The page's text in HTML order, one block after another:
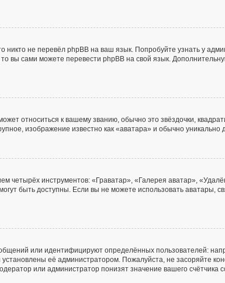
не перевёл phpBB на ваш язык. Попробуйте узнать у
то вы сами можете перевести phpBB на свой язык.
относиться к вашему званию, обычно это звёздочки,
изображение известно как «аватара» и обычно уникально
четырёх инструментов: «Граватар», «Галерея аватар»,
быть доступны. Если вы не можете использовать аватары,
или идентифицируют определённых пользователей:
её администратором. Пожалуйста, не засоряйте
или администратор понизят значение вашего счётчика